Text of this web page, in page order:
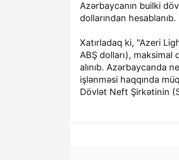
Azərbaycanın builki
dollarından hesablanıb.
Xatırladaq ki, "Azeri
ABŞ dolları),
alınıb. Azərbaycanda
işlənməsi haqqında
Dövlət Neft Şirkətinin